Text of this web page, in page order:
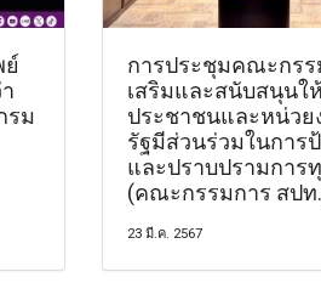
รม
การประชุมคณะกรร
เสริมและสนับสนุนให้
ประชาชนและหน่วย
รัฐมีส่วนร่วมในการ
และปราบปรามการ
(คณะกรรมการ สปท
23 มี.ค. 2567